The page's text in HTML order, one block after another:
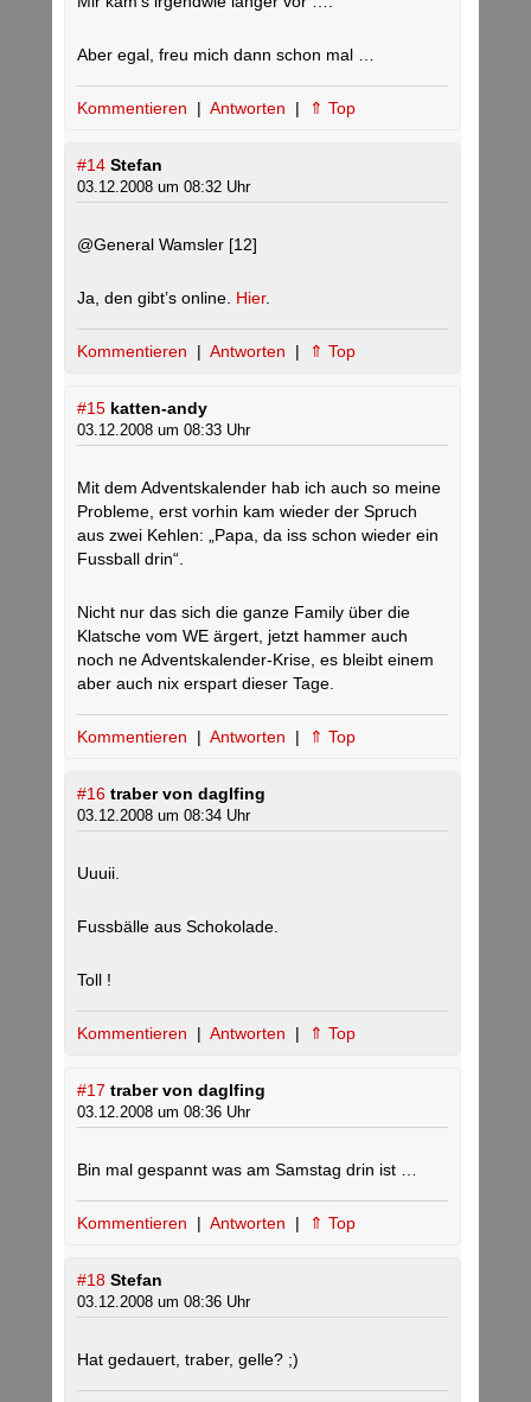
Aber egal, freu mich dann schon mal …
Kommentieren | Antworten | ⇑ Top
#14 Stefan
03.12.2008 um 08:32 Uhr
@General Wamsler [12]
Ja, den gibt’s online. Hier.
Kommentieren | Antworten | ⇑ Top
#15 katten-andy
03.12.2008 um 08:33 Uhr
Mit dem Adventskalender hab ich auch so meine
Probleme, erst vorhin kam wieder der Spruch
aus zwei Kehlen: „Papa, da iss schon wieder ein
Fussball drin“.
Nicht nur das sich die ganze Family über die
Klatsche vom WE ärgert, jetzt hammer auch
noch ne Adventskalender-Krise, es bleibt einem
aber auch nix erspart dieser Tage.
Kommentieren | Antworten | ⇑ Top
#16 traber von daglfing
03.12.2008 um 08:34 Uhr
Uuuii.
Fussbälle aus Schokolade.
Toll !
Kommentieren | Antworten | ⇑ Top
#17 traber von daglfing
03.12.2008 um 08:36 Uhr
Bin mal gespannt was am Samstag drin ist …
Kommentieren | Antworten | ⇑ Top
#18 Stefan
03.12.2008 um 08:36 Uhr
Hat gedauert, traber, gelle? ;)